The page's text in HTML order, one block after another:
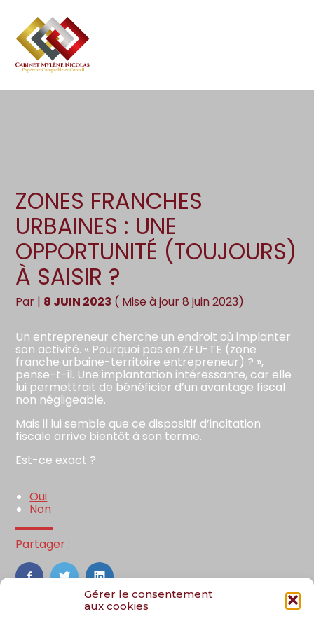
Gérer le consentement
aux cookies
Aller
au
contenu
Création d’entreprise
Gestion au quotidien
Gestion
Compta
ZONES FRANCHES
URBAINES : UNE
OPPORTUNITÉ (TOUJOURS)
À SAISIR ?
Par | 8 JUIN 2023 ( Mise à jour 8 juin 2023)
Un entrepreneur cherche un endroit où implanter
son activité. « Pourquoi pas en ZFU-TE (zone
franche urbaine-territoire entrepreneur) ? »,
pense-t-il. Une implantation intéressante, car elle
lui permettrait de bénéficier d’un avantage fiscal
non négligeable.
Mais il lui semble que ce dispositif d’incitation
fiscale arrive bientôt à son terme.
Est-ce exact ?
Oui
Non
Partager :
FaceBook
TwitterLinkedIn